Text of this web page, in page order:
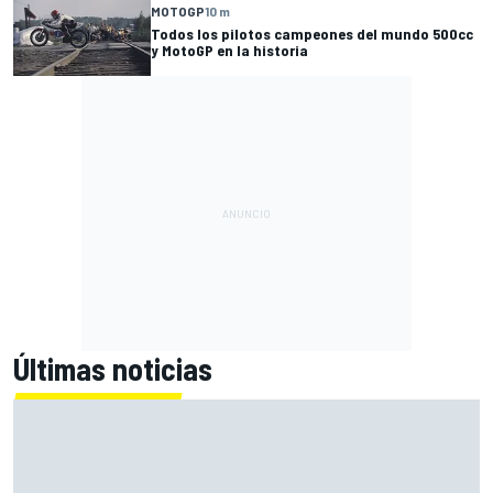
MOTOGP10 m
Todos los pilotos campeones del mundo 500cc
y MotoGP en la historia
Últimas noticias